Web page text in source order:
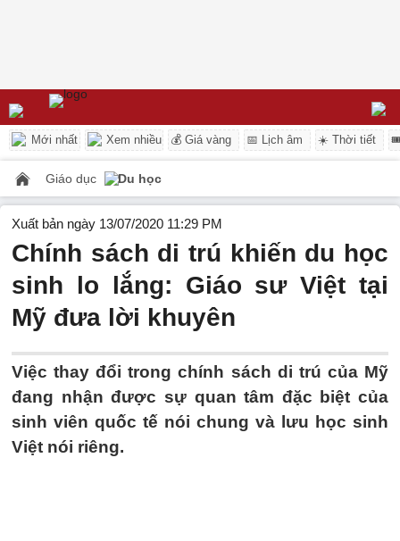
Mới nhất Xem nhiều 💰 Giá vàng 📅 Lịch âm ☀️ Thời tiết
Giáo dục Du học
Xuất bản ngày 13/07/2020 11:29 PM
Chính sách di trú khiến du học
sinh lo lắng: Giáo sư Việt tại
Mỹ đưa lời khuyên
Việc thay đổi trong chính sách di trú của Mỹ
đang nhận được sự quan tâm đặc biệt của
sinh viên quốc tế nói chung và lưu học sinh
Việt nói riêng.